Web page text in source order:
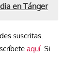
en Tánger
suscritas.
aquí. Si